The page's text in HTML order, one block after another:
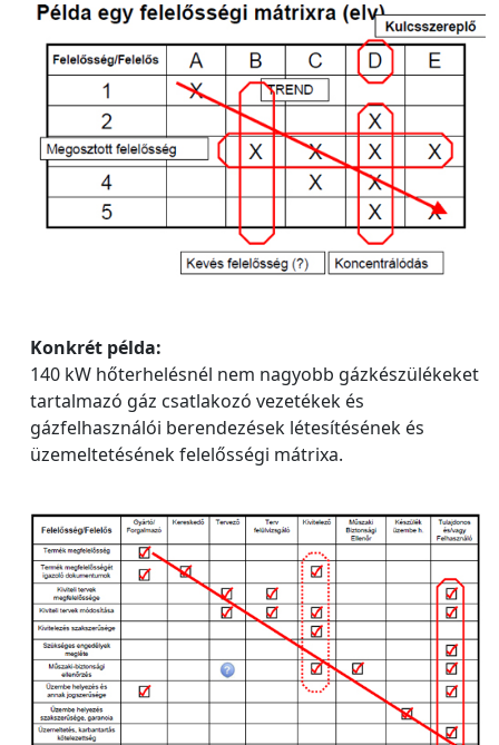
Konkrét példa:
140 kW hőterhelésnél nem nagyobb gázkészülékeket
tartalmazó gáz csatlakozó vezetékek és
gázfelhasználói berendezések létesítésének és
üzemeltetésének felelősségi mátrixa.